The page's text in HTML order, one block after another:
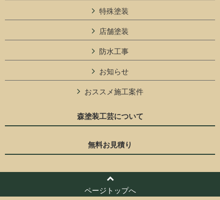
特殊塗装
店舗塗装
防水工事
お知らせ
おススメ施工案件
森塗装工芸について
無料お見積り
ページトップへ